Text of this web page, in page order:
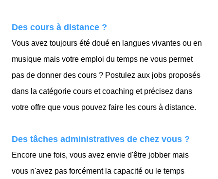
Des cours à distance ?
Vous avez toujours été doué en langues vivantes ou en
musique mais votre emploi du temps ne vous permet
pas de donner des cours ? Postulez aux jobs proposés
dans la catégorie cours et coaching et précisez dans
votre offre que vous pouvez faire les cours à distance.
Des tâches administratives de chez vous ?
Encore une fois, vous avez envie d'être jobber mais
vous n'avez pas forcément la capacité ou le temps